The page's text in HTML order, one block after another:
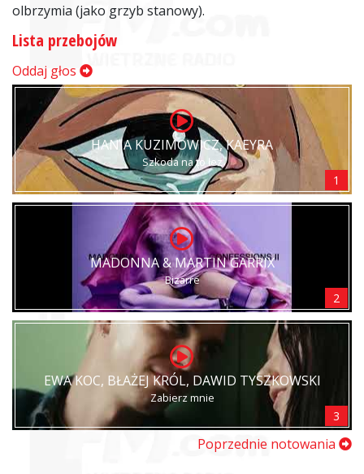
olbrzymia (jako grzyb stanowy).
Lista przebojów
Oddaj głos
HANIA KUZIMOWICZ, KAEYRA
Szkoda na to łez
1
MADONNA & MARTIN GARRIX
Bizarre
2
EWA KOC, BŁAŻEJ KRÓL, DAWID TYSZKOWSKI
Zabierz mnie
3
Poprzednie notowania